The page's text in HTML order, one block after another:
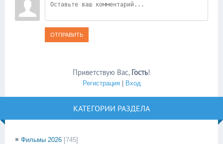
ОТПРАВИТЬ
Приветствую Вас, Гость!
Регистрация| Вход
КАТЕГОРИИ РАЗДЕЛА
Фильмы 2026 [745]